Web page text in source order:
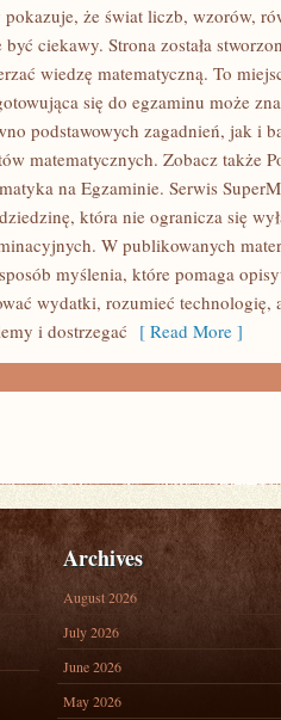
że świat liczb, wzorów,
być ciekawy. Strona została
wiedzę matematyczną. To
się do egzaminu może
podstawowych zagadnień, jak i
matematycznych. Zobacz także
na Egzaminie. Serwis
która nie ogranicza się
W publikowanych
myślenia, które pomaga
wydatki, rozumieć technologię,
i dostrzegać [ Read More ]
Archives
August 2026
July 2026
June 2026
May 2026